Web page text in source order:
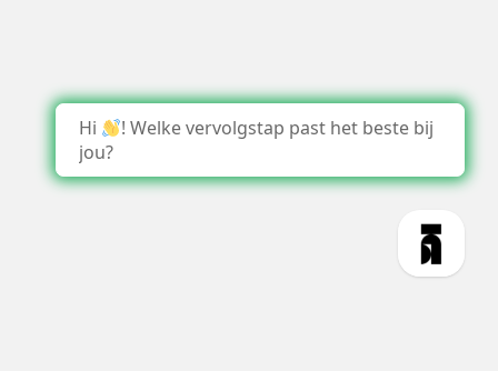
Hi
! Welke vervolgstap past het beste bij
jou?